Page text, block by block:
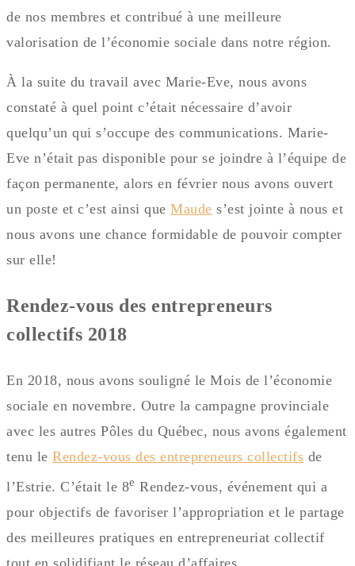
de nos membres et contribué à une meilleure
valorisation de l’économie sociale dans notre région.
À la suite du travail avec Marie-Eve, nous avons
constaté à quel point c’était nécessaire d’avoir
quelqu’un qui s’occupe des communications. Marie-
Eve n’était pas disponible pour se joindre à l’équipe de
façon permanente, alors en février nous avons ouvert
un poste et c’est ainsi que Maude s’est jointe à nous et
nous avons une chance formidable de pouvoir compter
sur elle!
Rendez-vous des entrepreneurs
collectifs 2018
En 2018, nous avons souligné le Mois de l’économie
sociale en novembre. Outre la campagne provinciale
avec les autres Pôles du Québec, nous avons également
tenu le Rendez-vous des entrepreneurs collectifs de
l’Estrie. C’était le 8e Rendez-vous, événement qui a
pour objectifs de favoriser l’appropriation et le partage
des meilleures pratiques en entrepreneuriat collectif
tout en solidifiant le réseau d’affaires.